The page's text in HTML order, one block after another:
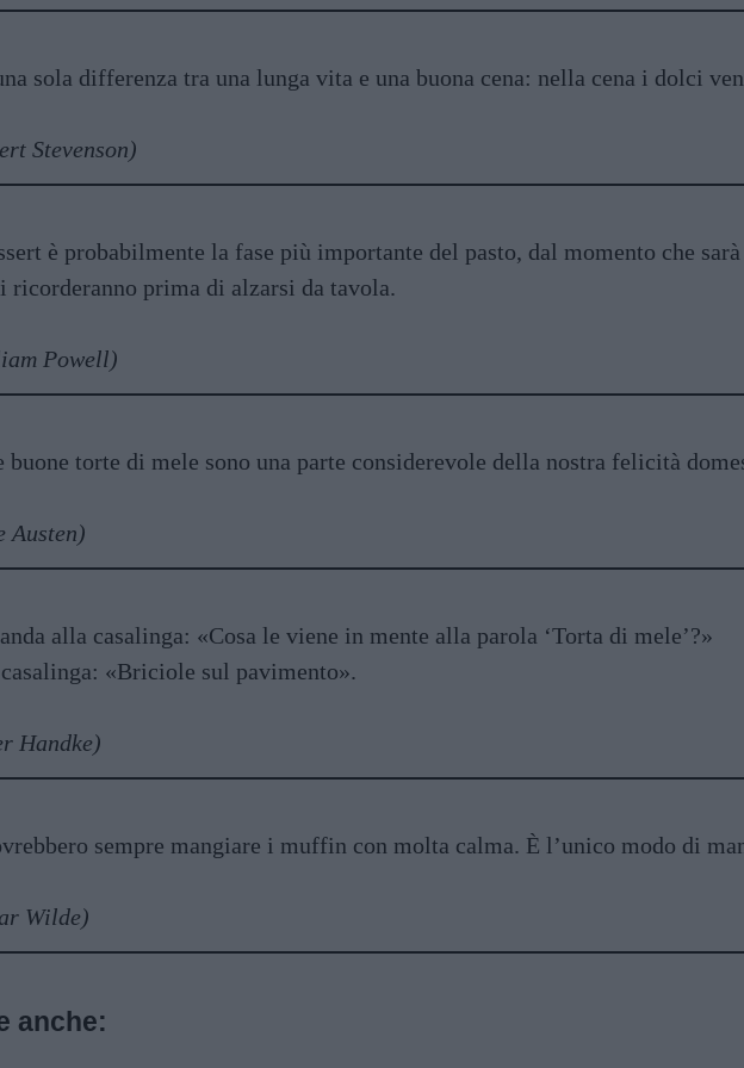
sola differenza tra una lunga vita e una buona cena: nella cena i dolci
Stevenson)
è probabilmente la fase più importante del pasto, dal momento che
ricorderanno prima di alzarsi da tavola.
Powell)
buone torte di mele sono una parte considerevole della nostra felicità
Austen)
alla casalinga: «Cosa le viene in mente alla parola ‘Torta di mele’?»
«Briciole sul pavimento».
Handke)
sempre mangiare i muffin con molta calma. È l’unico modo di
Wilde)
anche: